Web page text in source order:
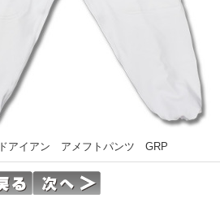
アイアン アメフトパンツ GRP